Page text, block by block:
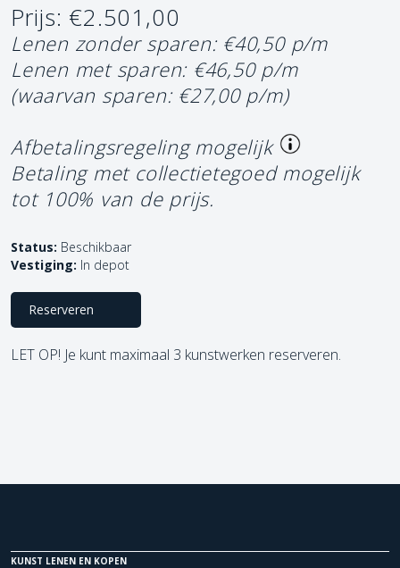
Prijs: €2.501,00
Lenen zonder sparen: €40,50 p/m
Lenen met sparen: €46,50 p/m
(waarvan sparen: €27,00 p/m)
Afbetalingsregeling mogelijk
Betaling met collectietegoed mogelijk
tot 100% van de prijs.
Status: Beschikbaar
Vestiging: In depot
Reserveren
LET OP! Je kunt maximaal 3 kunstwerken reserveren.
KUNST LENEN EN KOPEN